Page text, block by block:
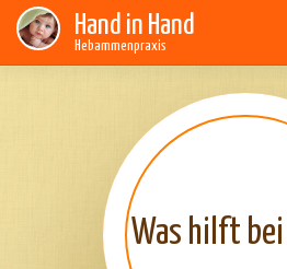
Skip
to
content
Hand in Hand
Hebammenpraxis